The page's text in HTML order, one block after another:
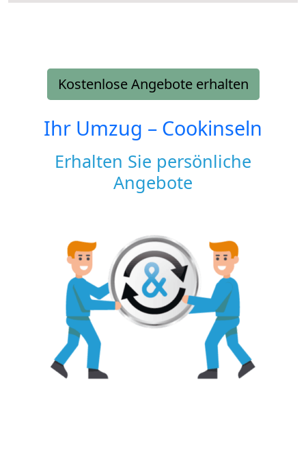
Kostenlose Angebote erhalten
Ihr Umzug – Cookinseln
Erhalten Sie persönliche
Angebote